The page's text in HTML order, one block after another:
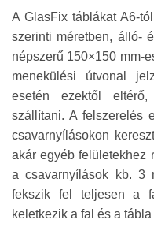
A GlasFix táblákat A6-
szerinti méretben, álló-
népszerű 150×150 mm-
menekülési útvonal
esetén ezektől
szállítani. A felszerelés
csavarnyílásokon
akár egyéb felületekhez
a csavarnyílások kb. 3
fekszik fel teljesen a
keletkezik a fal és a tábla